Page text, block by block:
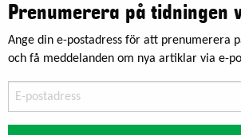
Prenumerera på tidningen
Ange din e-postadress för att prenumerera
och få meddelanden om nya artiklar via e-
postadress